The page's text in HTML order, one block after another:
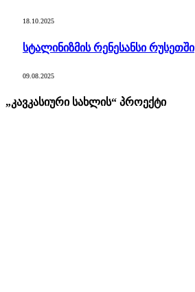
18.10.2025
სტალინიზმის რენესანსი რუსეთში
09.08.2025
„კავკასიური სახლის“ პროექტი